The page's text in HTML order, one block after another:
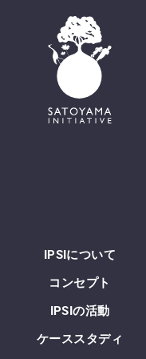
IPSIについて
コンセプト
IPSIの活動
ケーススタディ